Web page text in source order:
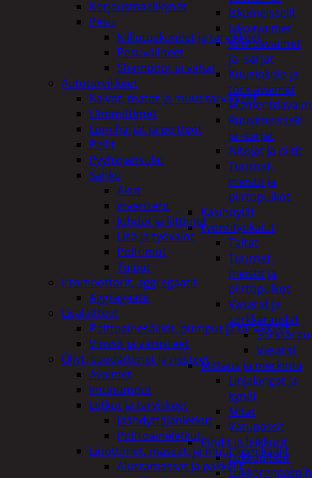
Iskumeisselit
Jakoavaimet
Kiintoavaimet
ja -sarjat
Kuusiokolo ja
torx-avaimet
Ruuvimeisselit
ja -sarjat
Nitojat ja niitit
Tuurnat,
meistit ja
piirtopuikot
Käsihöylät
Lyöntityökalut
Taltat
Tuurnat,
meistit ja
piirtopuikot
Vasarat ja
sorkkaraudat
Vasarat
Mittaus ja merkintä
Linjalangat ja
kynät
Mitat
Vatupassit
Pihdit ja leikkurit
Lukkopihdit
Korjausmaalikynät
Pesu
Kiillotuskoneet ja tarvikkeet
Pesuvälineet
Shampoot ja vahat
Autotarvikkeet
Kalvot, matot ja muut tarvikkeet
Lämmittimet
Lumiharjat ja peitteet
Peilit
Pyyhkijänsulat
Sähkö
Akut
invertterit
Johdot ja liittimet
Lisä ja työvalot
Polttimot
Tulpat
Irtomoottorit, aggregaatit
Aggregaatit
Lisälaitteet
Polttoainesäiliöt, pumput ja tarvikkeet
Vinssit ja varusteet
Öljyt, suodattimet ja nesteet
Avaimet
Imupumput
Letkut ja tarvikkeet
Jäähdyttäjänletkut
Polttoaineletkut
Liuottimet, massat, ja muut kemikaalit
Alustamassat ja pakkelit